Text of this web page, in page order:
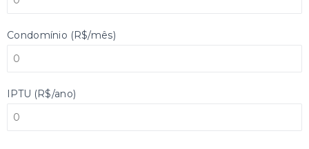
Condomínio (R$/mês)
IPTU (R$/ano)